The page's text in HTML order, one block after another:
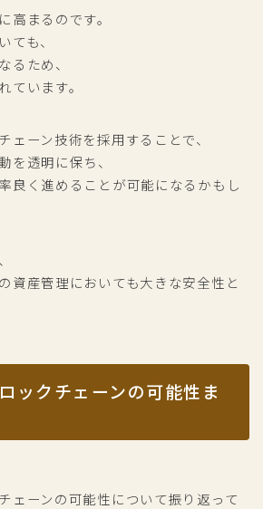
高まるのです。
ても、
るため、
ています。
ェーン技術を採用することで、
を透明に保ち、
良く進めることが可能になるかもし
資産管理においても大きな安全性と
ックチェーンの可能性ま
ェーンの可能性について振り返って